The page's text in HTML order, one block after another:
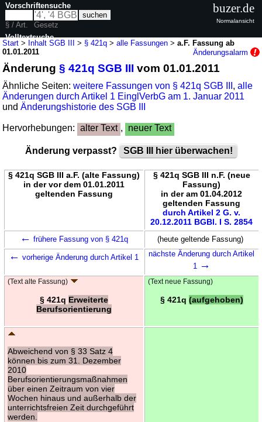
Start > Inhalt SGB III > § 421q >alle Fassungen >a.F. Fassung ab
01.01.2011
Änderungsalarm
Änderung§ 421q SGB III vom 01.01.2011
Ähnliche Seiten:weitere Fassungen von § 421q SGB III ,alle
Änderungen durch Artikel 1 EinglVerbG am 1. Januar 2011
undÄnderungshistorie des SGB III
Hervorhebungen: alter Text , neuer Text
Änderung verpasst? SGB III hier überwachen!
§ 421q SGB III a.F. (alte Fassung)
in der vor dem 01.01.2011
geltenden Fassung
§ 421q SGB III n.F. (neue
Fassung)
in der am 01.04.2012
geltenden Fassung
durch Artikel 2 G. v.
20.12.2011 BGBl. I S. 2854
← frühere Fassung von § 421q (heute geltende Fassung)
← vorherige Änderung durch Artikel 1
nächste Änderung durch Artikel
1 →
(Text alte Fassung)
§ 421q Erweiterte
Berufsorientierung
(Text neue Fassung)
§ 421q (aufgehoben)
Abweichend von § 33 Satz 4
können bis zum 31. Dezember
2010
Berufsorientierungsmaßnahmen
über einen Zeitraum von vier
Wochen hinaus und außerhalb der
unterrichtsfreien Zeit durchgeführt
werden.
Vorschriftensuche
§ / Art.
Gesetz
Volltextsuche
buzer.de
Normalansicht